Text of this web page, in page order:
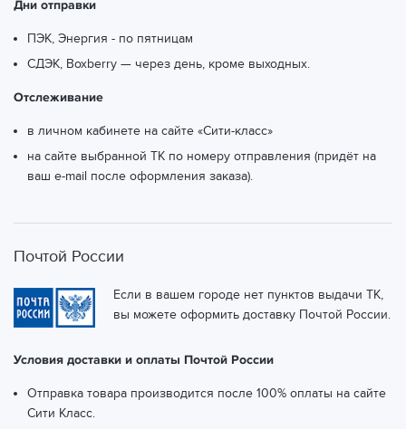
Дни отправки
ПЭК, Энергия - по пятницам
СДЭК, Boxberry — через день, кроме выходных.
Отслеживание
в личном кабинете на сайте «Сити-класс»
на сайте выбранной ТК по номеру отправления (придёт на
ваш e-mail после оформления заказа).
Почтой России
Если в вашем городе нет пунктов выдачи ТК,
вы можете оформить доставку Почтой России.
Условия доставки и оплаты Почтой России
Отправка товара производится после 100% оплаты на сайте
Сити Класс.